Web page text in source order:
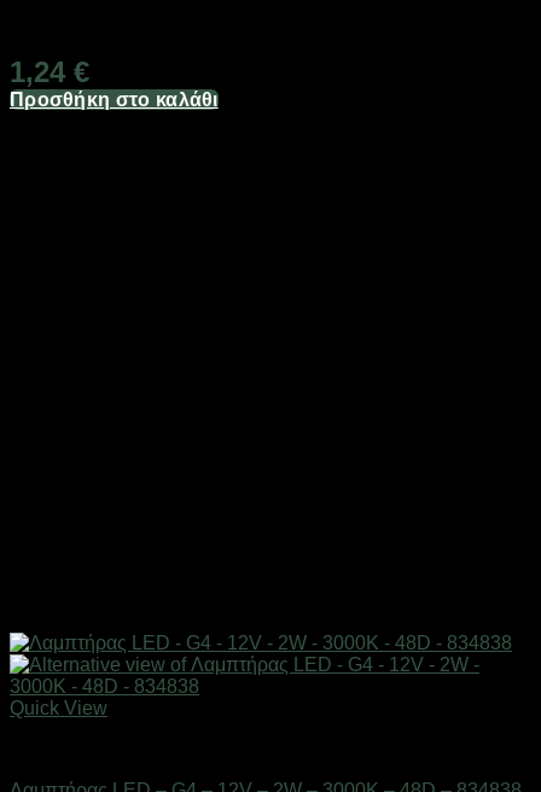
1,24 €
Προσθήκη στο καλάθι
Quick View